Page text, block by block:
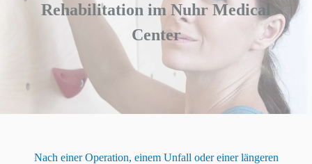
Rehabilitation im Nuhr Medical
Center
Nach einer Operation, einem Unfall oder einer längeren